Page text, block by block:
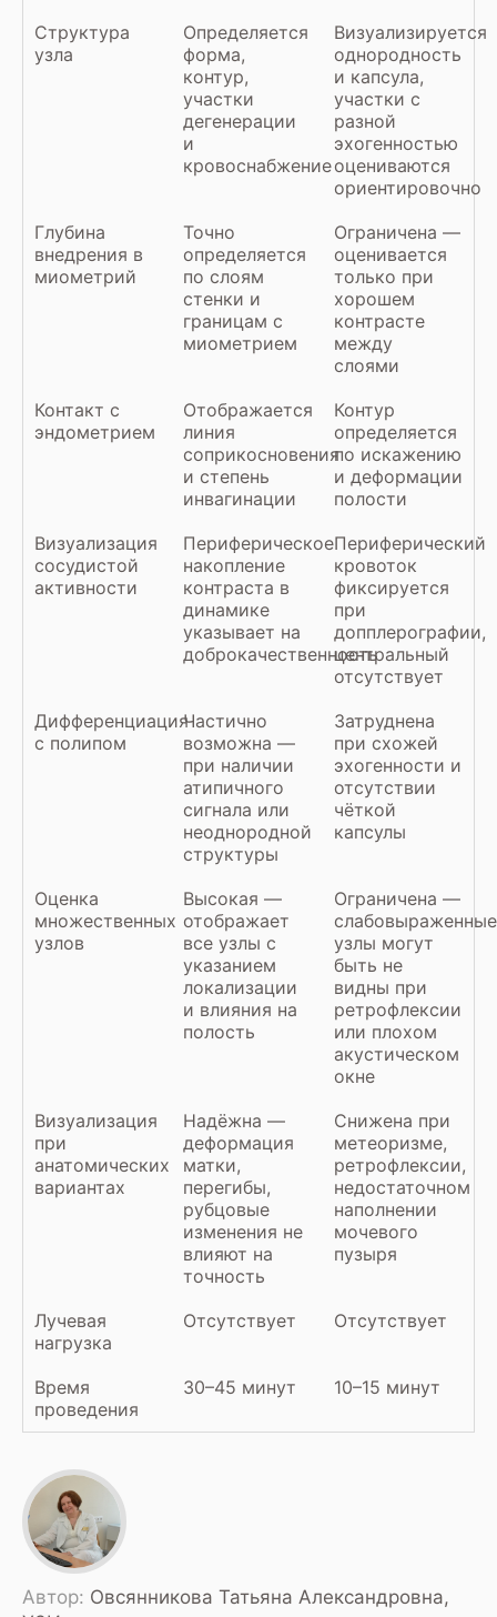
Структура
узла
Определяется
форма,
контур,
участки
дегенерации
и
кровоснабжение
Визуализируется
однородность
и капсула,
участки с
разной
эхогенностью
оцениваются
ориентировочно
Глубина
внедрения в
миометрий
Точно
определяется
по слоям
стенки и
границам с
миометрием
Ограничена —
оценивается
только при
хорошем
контрасте
между
слоями
Контакт с
эндометрием
Отображается
линия
соприкосновения
и степень
инвагинации
Контур
определяется
по искажению
и деформации
полости
Визуализация
сосудистой
активности
Периферическое
накопление
контраста в
динамике
указывает на
доброкачественность
Периферический
кровоток
фиксируется
при
допплерографии,
центральный
отсутствует
Дифференциация
с полипом
Частично
возможна —
при наличии
атипичного
сигнала или
неоднородной
структуры
Затруднена
при схожей
эхогенности и
отсутствии
чёткой
капсулы
Оценка
множественных
узлов
Высокая —
отображает
все узлы с
указанием
локализации
и влияния на
полость
Ограничена —
слабовыраженные
узлы могут
быть не
видны при
ретрофлексии
или плохом
акустическом
окне
Визуализация
при
анатомических
вариантах
Надёжна —
деформация
матки,
перегибы,
рубцовые
изменения не
влияют на
точность
Снижена при
метеоризме,
ретрофлексии,
недостаточном
наполнении
мочевого
пузыря
Лучевая
нагрузка
Отсутствует Отсутствует
Время
проведения
30–45 минут 10–15 минут
Автор: Овсянникова Татьяна Александровна,